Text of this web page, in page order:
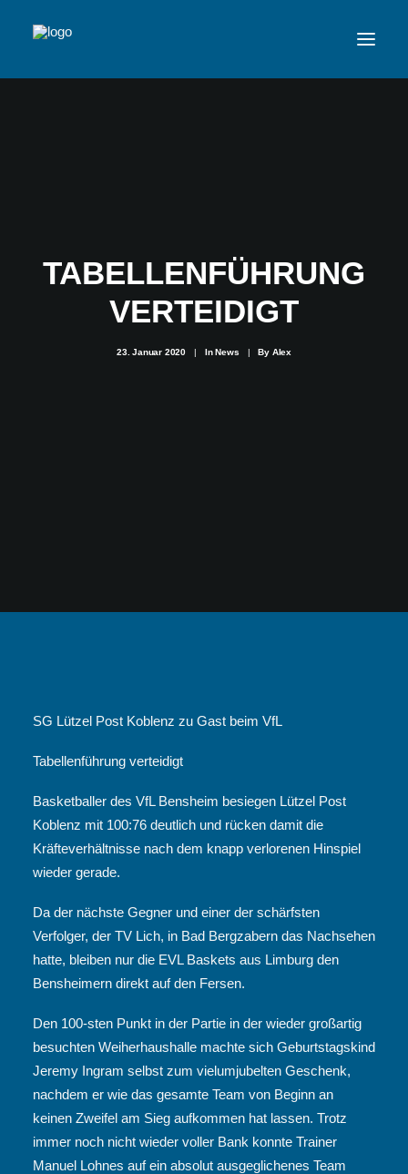
VFL BENSHEIM
TABELLENFÜHRUNG
VERTEIDIGT
23. Januar 2020 | InNews | By Alex
SG Lützel Post Koblenz zu Gast beim VfL
Tabellenführung verteidigt
Basketballer des VfL Bensheim besiegen Lützel Post
Koblenz mit 100:76 deutlich und rücken damit die
Kräfteverhältnisse nach dem knapp verlorenen Hinspiel
wieder gerade.
Da der nächste Gegner und einer der schärfsten
Verfolger, der TV Lich, in Bad Bergzabern das Nachsehen
hatte, bleiben nur die EVL Baskets aus Limburg den
Bensheimern direkt auf den Fersen.
Den 100-sten Punkt in der Partie in der wieder großartig
besuchten Weiherhaushalle machte sich Geburtstagskind
Jeremy Ingram selbst zum vielumjubelten Geschenk,
nachdem er wie das gesamte Team von Beginn an
keinen Zweifel am Sieg aufkommen hat lassen. Trotz
immer noch nicht wieder voller Bank konnte Trainer
Manuel Lohnes auf ein absolut ausgeglichenes Team